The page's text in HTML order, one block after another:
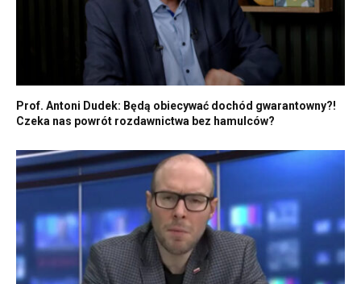
Prof. Antoni Dudek: Będą obiecywać dochód gwarantowny?!
Czeka nas powrót rozdawnictwa bez hamulców?